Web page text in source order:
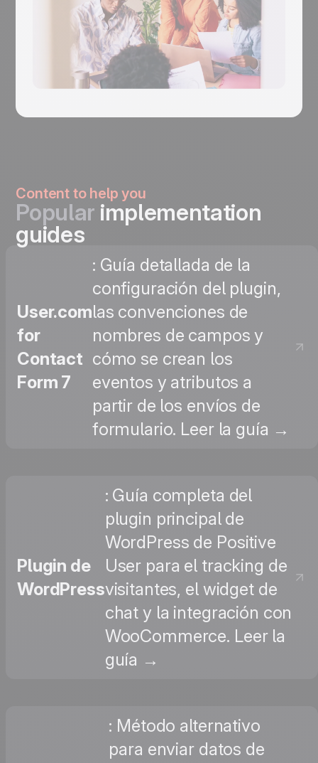
Content to help you
Popular implementation
guides
User.com
for
Contact
Form 7
: Guía detallada de la
configuración del plugin,
las convenciones de
nombres de campos y
cómo se crean los
eventos y atributos a
partir de los envíos de
formulario. Leer la guía →
Plugin de
WordPress
: Guía completa del
plugin principal de
WordPress de Positive
User para el tracking de
visitantes, el widget de
chat y la integración con
WooCommerce. Leer la
guía →
: Método alternativo
para enviar datos de